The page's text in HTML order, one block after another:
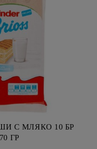
С МЛЯКО 10 БР
ГР